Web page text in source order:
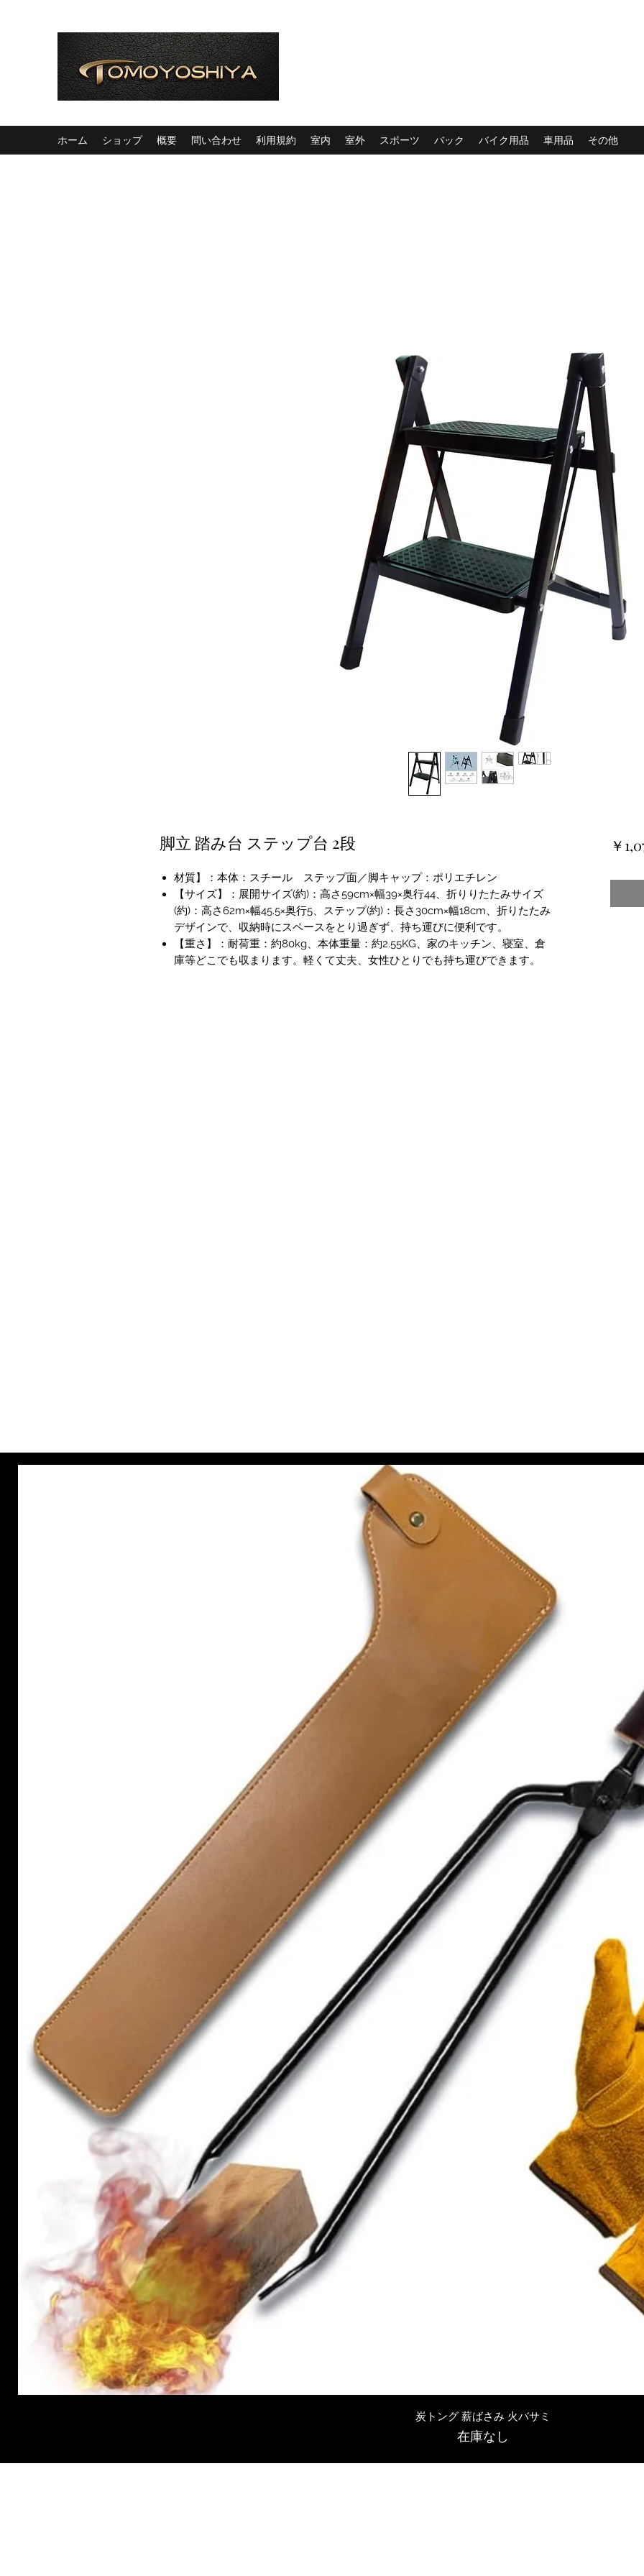
ホーム ショップ 概要 問い合わせ 利用規約 室内 室外 スポーツ バック バイク用品 車用品 その他
脚立 踏み台 ステップ台 2段
材質】：本体：スチール ステップ面／脚キャップ：ポリエチレン
【サイズ】：展開サイズ(約)：高さ59cm×幅39×奥行44、折りりたたみサイズ
(約)：高さ62m×幅45.5×奥行5、ステップ(約)：長さ30cm×幅18cm、折りたたみ
デザインで、収納時にスペースをとり過ぎず、持ち運びに便利です。
【重さ】：耐荷重：約80kg、本体重量：約2.55KG、家のキッチン、寝室、倉
庫等どこでも収まります。軽くて丈夫、女性ひとりでも持ち運びできます。
￥
クイックビュー
炭トング 薪ばさみ 火バサミ
在庫なし